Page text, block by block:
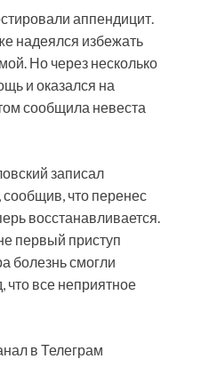
аппендицит.
надеялся избежать
Но через несколько
и оказался на
сообщила невеста
записал
что перенес
восстанавливается.
первый приступ
болезнь смогли
что все неприятное
в Телеграм